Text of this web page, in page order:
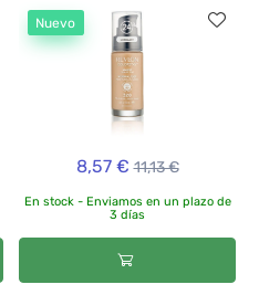
Nuevo
8,57 € 11,13 €
En stock - Enviamos en un plazo de
3 días